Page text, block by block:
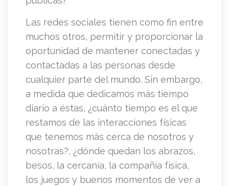
Las redes sociales tienen como fin entre
muchos otros, permitir y proporcionar la
oportunidad de mantener conectadas y
contactadas a las personas desde
cualquier parte del mundo. Sin embargo,
a medida que dedicamos más tiempo
diario a éstas, ¿cuánto tiempo es el que
restamos de las interacciones físicas
que tenemos más cerca de nosotros y
nosotras?, ¿dónde quedan los abrazos,
besos, la cercanía, la compañía física,
los juegos y buenos momentos de ver a